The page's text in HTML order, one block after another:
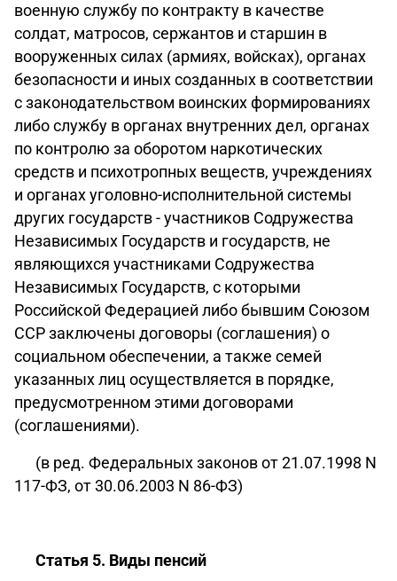
военную службу по контракту в качестве
солдат, матросов, сержантов и старшин в
вооруженных силах (армиях, войсках), органах
безопасности и иных созданных в соответствии
с законодательством воинских формированиях
либо службу в органах внутренних дел, органах
по контролю за оборотом наркотических
средств и психотропных веществ, учреждениях
и органах уголовно-исполнительной системы
других государств - участников Содружества
Независимых Государств и государств, не
являющихся участниками Содружества
Независимых Государств, с которыми
Российской Федерацией либо бывшим Союзом
ССР заключены договоры (соглашения) о
социальном обеспечении, а также семей
указанных лиц осуществляется в порядке,
предусмотренном этими договорами
(соглашениями).
(в ред. Федеральных законов от 21.07.1998 N
117-ФЗ, от 30.06.2003 N 86-ФЗ)
Статья 5. Виды пенсий